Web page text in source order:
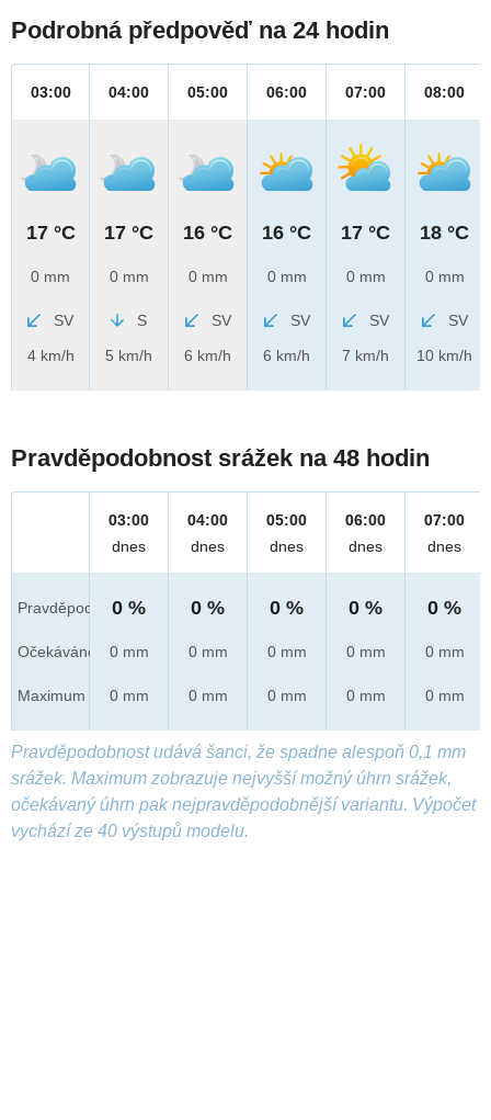
Podrobná předpověď na 24 hodin
03:00
17 °C
0 mm
SV
4 km/h
04:00
17 °C
0 mm
S
5 km/h
05:00
16 °C
0 mm
SV
6 km/h
06:00
16 °C
0 mm
SV
6 km/h
07:00
17 °C
0 mm
SV
7 km/h
08:00
18 °C
0 mm
SV
10 km/h
Pravděpodobnost srážek na 48 hodin
Pravděpod.
Očekáváno
Maximum
03:00
dnes
0 %
0 mm
0 mm
04:00
dnes
0 %
0 mm
0 mm
05:00
dnes
0 %
0 mm
0 mm
06:00
dnes
0 %
0 mm
0 mm
07:00
dnes
0 %
0 mm
0 mm
Pravděpodobnost udává šanci, že spadne alespoň 0,1 mm
srážek. Maximum zobrazuje nejvyšší možný úhrn srážek,
očekávaný úhrn pak nejpravděpodobnější variantu. Výpočet
vychází ze 40 výstupů modelu.